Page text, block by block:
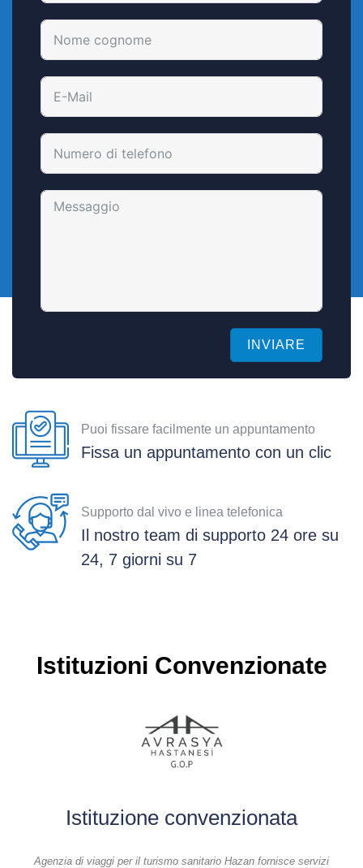
INVIARE
Puoi fissare facilmente un appuntamento
Fissa un appuntamento con un clic
Supporto dal vivo e linea telefonica
Il nostro team di supporto 24 ore su
24, 7 giorni su 7
Istituzioni Convenzionate
Istituzione convenzionata
Agenzia di viaggi per il turismo sanitario Hazan fornisce servizi